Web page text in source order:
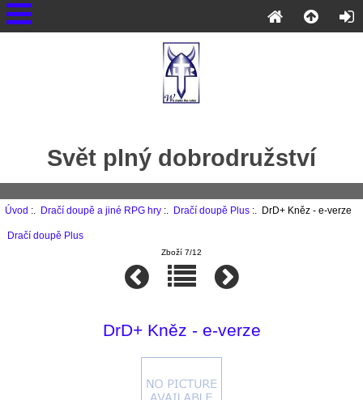
Svět plný dobrodružství
Úvod :. Dračí doupě a jiné RPG hry:. Dračí doupě Plus:. DrD+ Kněz - e-verze
Dračí doupě Plus
Zboží 7/12
DrD+ Kněz - e-verze